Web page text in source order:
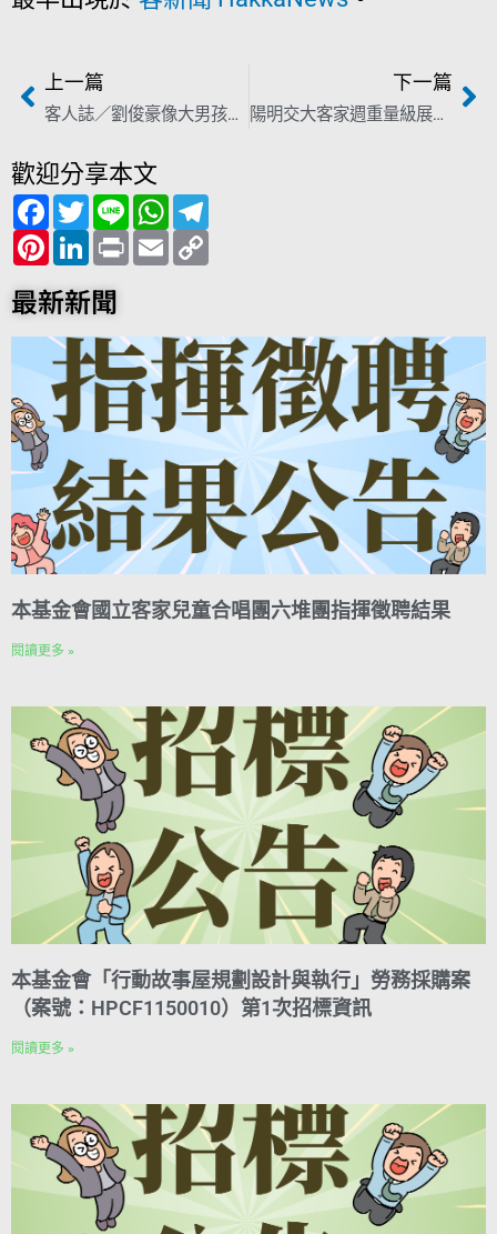
上一篇
客人誌／劉俊豪像大男孩最愛巧克力 推薦家鄉味「美濃粄條與粉腸」
下一篇
陽明交大客家週重量級展登場 一次看兩場「植松文庫」「芎林劉家」國家級收藏
歡迎分享本文
F
a
c
e
b
o
o
k
T
w
i
t
t
e
r
L
i
n
e
W
h
a
t
s
p m
P
i
n
t
e
r
e
s
t
L
i
n
k
e
d
I
n
P
r
i
E
m
a
n
k
最新新聞
本基金會國立客家兒童合唱團六堆團指揮徵聘結果
閱讀更多 »
本基金會「行動故事屋規劃設計與執行」勞務採購案
（案號：HPCF1150010）第1次招標資訊
閱讀更多 »